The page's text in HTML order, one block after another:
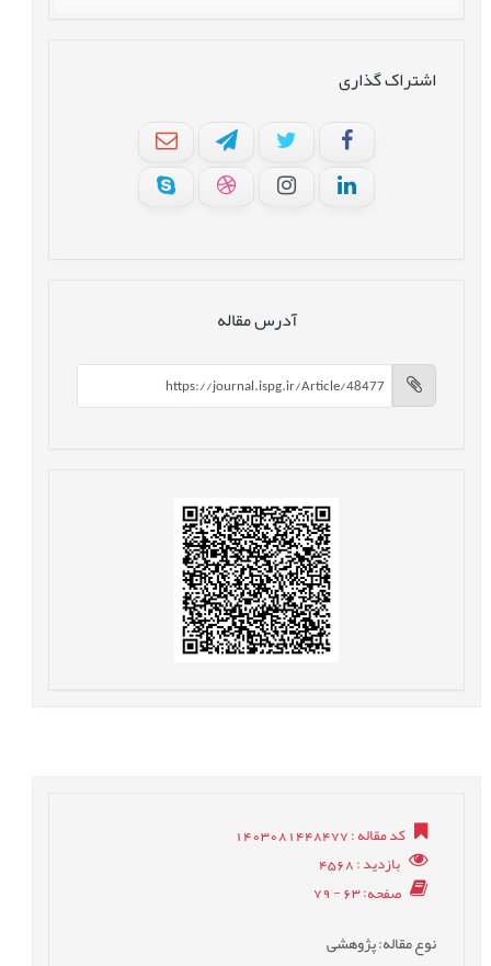
اشتراک گذاری
آدرس مقاله
کد مقاله: 1403081448477
بازدید: 4568
صفحه: 63 - 79
نوع مقاله: پژوهشی